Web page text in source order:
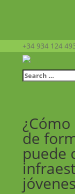
+34 934 124
de
puede